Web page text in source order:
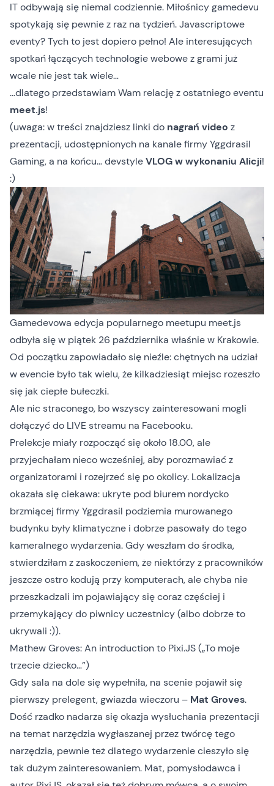
IT odbywają się niemal codziennie. Miłośnicy gamedevu
spotykają się pewnie z raz na tydzień. Javascriptowe
eventy? Tych to jest dopiero pełno! Ale interesujących
spotkań łączących technologie webowe z grami już
wcale nie jest tak wiele…
…dlatego przedstawiam Wam relację zostatniego eventu
meet.js!
(uwaga: w treści znajdziesz linki do nagrań video z
prezentacji, udostępnionych na kanale firmyYggdrasil
Gaming, a na końcu… devstyleVLOG w wykonaniu Alicji!
:)
Gamedevowa edycja popularnego meetupu meet.js
odbyła się w piątek 26 października właśnie w Krakowie.
Od początku zapowiadało się nieźle: chętnych na udział
w evencie było tak wielu, że kilkadziesiąt miejsc rozeszło
się jak ciepłe bułeczki.
Ale nic straconego, bo wszyscy zainteresowani mogli
dołączyć do LIVE streamu na Facebooku.
Prelekcje miały rozpocząć się około 18.00, ale
przyjechałam nieco wcześniej, aby porozmawiać z
organizatorami i rozejrzeć się po okolicy. Lokalizacja
okazała się ciekawa: ukryte pod biurem nordycko
brzmiącej firmyYggdrasil podziemia murowanego
budynku były klimatyczne i dobrze pasowały do tego
kameralnego wydarzenia. Gdy weszłam do środka,
stwierdziłam z zaskoczeniem, że niektórzy z pracowników
jeszcze ostro kodują przy komputerach, ale chyba nie
przeszkadzali im pojawiający się coraz częściej i
przemykający do piwnicy uczestnicy (albo dobrze to
ukrywali :)).
Mathew Groves: An introduction to Pixi.JS („To moje
trzecie dziecko…”)
Gdy sala na dole się wypełniła, na scenie pojawił się
pierwszy prelegent, gwiazda wieczoru – Mat Groves.
Dość rzadko nadarza się okazja wysłuchania prezentacji
na temat narzędzia wygłaszanej przez twórcę tego
narzędzia, pewnie też dlatego wydarzenie cieszyło się
tak dużym zainteresowaniem. Mat, pomysłodawca i